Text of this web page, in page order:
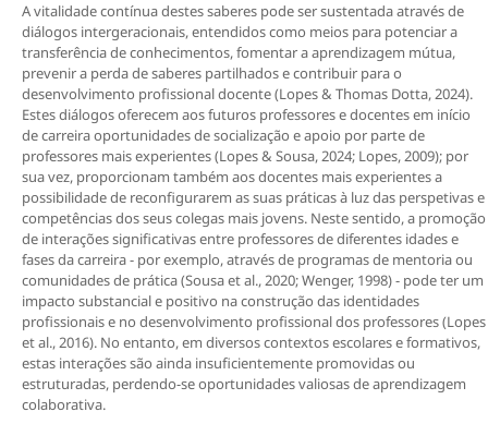
A vitalidade contínua destes saberes pode ser sustentada através de
diálogos intergeracionais, entendidos como meios para potenciar a
transferência de conhecimentos, fomentar a aprendizagem mútua,
prevenir a perda de saberes partilhados e contribuir para o
desenvolvimento profissional docente (Lopes & Thomas Dotta, 2024).
Estes diálogos oferecem aos futuros professores e docentes em início
de carreira oportunidades de socialização e apoio por parte de
professores mais experientes (Lopes & Sousa, 2024; Lopes, 2009); por
sua vez, proporcionam também aos docentes mais experientes a
possibilidade de reconfigurarem as suas práticas à luz das perspetivas e
competências dos seus colegas mais jovens. Neste sentido, a promoção
de interações significativas entre professores de diferentes idades e
fases da carreira - por exemplo, através de programas de mentoria ou
comunidades de prática (Sousa et al., 2020; Wenger, 1998) - pode ter um
impacto substancial e positivo na construção das identidades
profissionais e no desenvolvimento profissional dos professores (Lopes
et al., 2016). No entanto, em diversos contextos escolares e formativos,
estas interações são ainda insuficientemente promovidas ou
estruturadas, perdendo-se oportunidades valiosas de aprendizagem
colaborativa.